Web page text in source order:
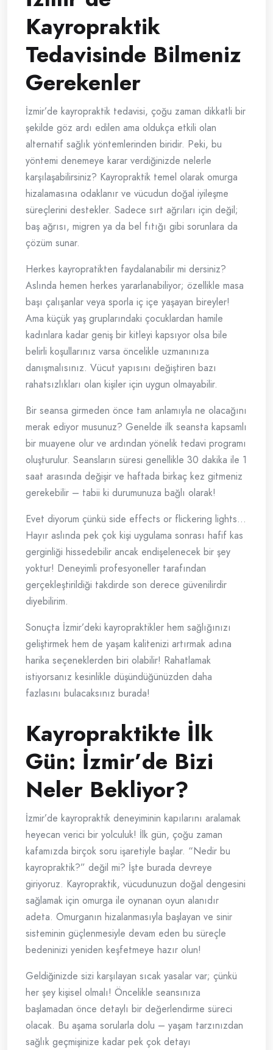
Kayropraktik
Tedavisinde Bilmeniz
Gerekenler
İzmir’de kayropraktik tedavisi, çoğu zaman dikkatli bir
şekilde göz ardı edilen ama oldukça etkili olan
alternatif sağlık yöntemlerinden biridir. Peki, bu
yöntemi denemeye karar verdiğinizde nelerle
karşılaşabilirsiniz? Kayropraktik temel olarak omurga
hizalamasına odaklanır ve vücudun doğal iyileşme
süreçlerini destekler. Sadece sırt ağrıları için değil;
baş ağrısı, migren ya da bel fıtığı gibi sorunlara da
çözüm sunar.
Herkes kayropratikten faydalanabilir mi dersiniz?
Aslında hemen herkes yararlanabiliyor; özellikle masa
başı çalışanlar veya sporla iç içe yaşayan bireyler!
Ama küçük yaş gruplarındaki çocuklardan hamile
kadınlara kadar geniş bir kitleyi kapsıyor olsa bile
belirli koşullarınız varsa öncelikle uzmanınıza
danışmalısınız. Vücut yapısını değiştiren bazı
rahatsızlıkları olan kişiler için uygun olmayabilir.
Bir seansa girmeden önce tam anlamıyla ne olacağını
merak ediyor musunuz? Genelde ilk seansta kapsamlı
bir muayene olur ve ardından yönelik tedavi programı
oluşturulur. Seansların süresi genellikle 30 dakika ile 1
saat arasında değişir ve haftada birkaç kez gitmeniz
gerekebilir – tabii ki durumunuza bağlı olarak!
Evet diyorum çünkü side effects or flickering lights…
Hayır aslında pek çok kişi uygulama sonrası hafif kas
gerginliği hissedebilir ancak endişelenecek bir şey
yoktur! Deneyimli profesyoneller tarafından
gerçekleştirildiği takdirde son derece güvenilirdir
diyebilirim.
Sonuçta İzmir’deki kayropraktikler hem sağlığınızı
geliştirmek hem de yaşam kalitenizi artırmak adına
harika seçeneklerden biri olabilir! Rahatlamak
istiyorsanız kesinlikle düşündüğünüzden daha
fazlasını bulacaksınız burada!
Kayropraktikte İlk
Gün: İzmir’de Bizi
Neler Bekliyor?
İzmir’de kayropraktik deneyiminin kapılarını aralamak
heyecan verici bir yolculuk! İlk gün, çoğu zaman
kafamızda birçok soru işaretiyle başlar. “Nedir bu
kayropraktik?” değil mi? İşte burada devreye
giriyoruz. Kayropraktik, vücudunuzun doğal dengesini
sağlamak için omurga ile oynanan oyun alanıdır
adeta. Omurganın hizalanmasıyla başlayan ve sinir
sisteminin güçlenmesiyle devam eden bu süreçle
bedeninizi yeniden keşfetmeye hazır olun!
Geldiğinizde sizi karşılayan sıcak yasalar var; çünkü
her şey kişisel olmalı! Öncelikle seansınıza
başlamadan önce detaylı bir değerlendirme süreci
olacak. Bu aşama sorularla dolu – yaşam tarzınızdan
sağlık geçmişinize kadar pek çok detayı